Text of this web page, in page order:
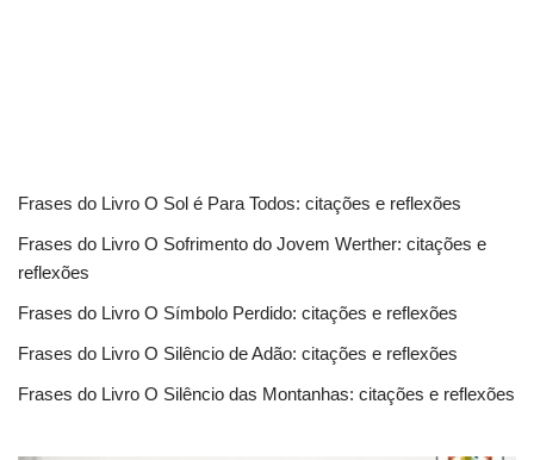
Frases do Livro O Sol é Para Todos: citações e reflexões
Frases do Livro O Sofrimento do Jovem Werther: citações e
reflexões
Frases do Livro O Símbolo Perdido: citações e reflexões
Frases do Livro O Silêncio de Adão: citações e reflexões
Frases do Livro O Silêncio das Montanhas: citações e reflexões